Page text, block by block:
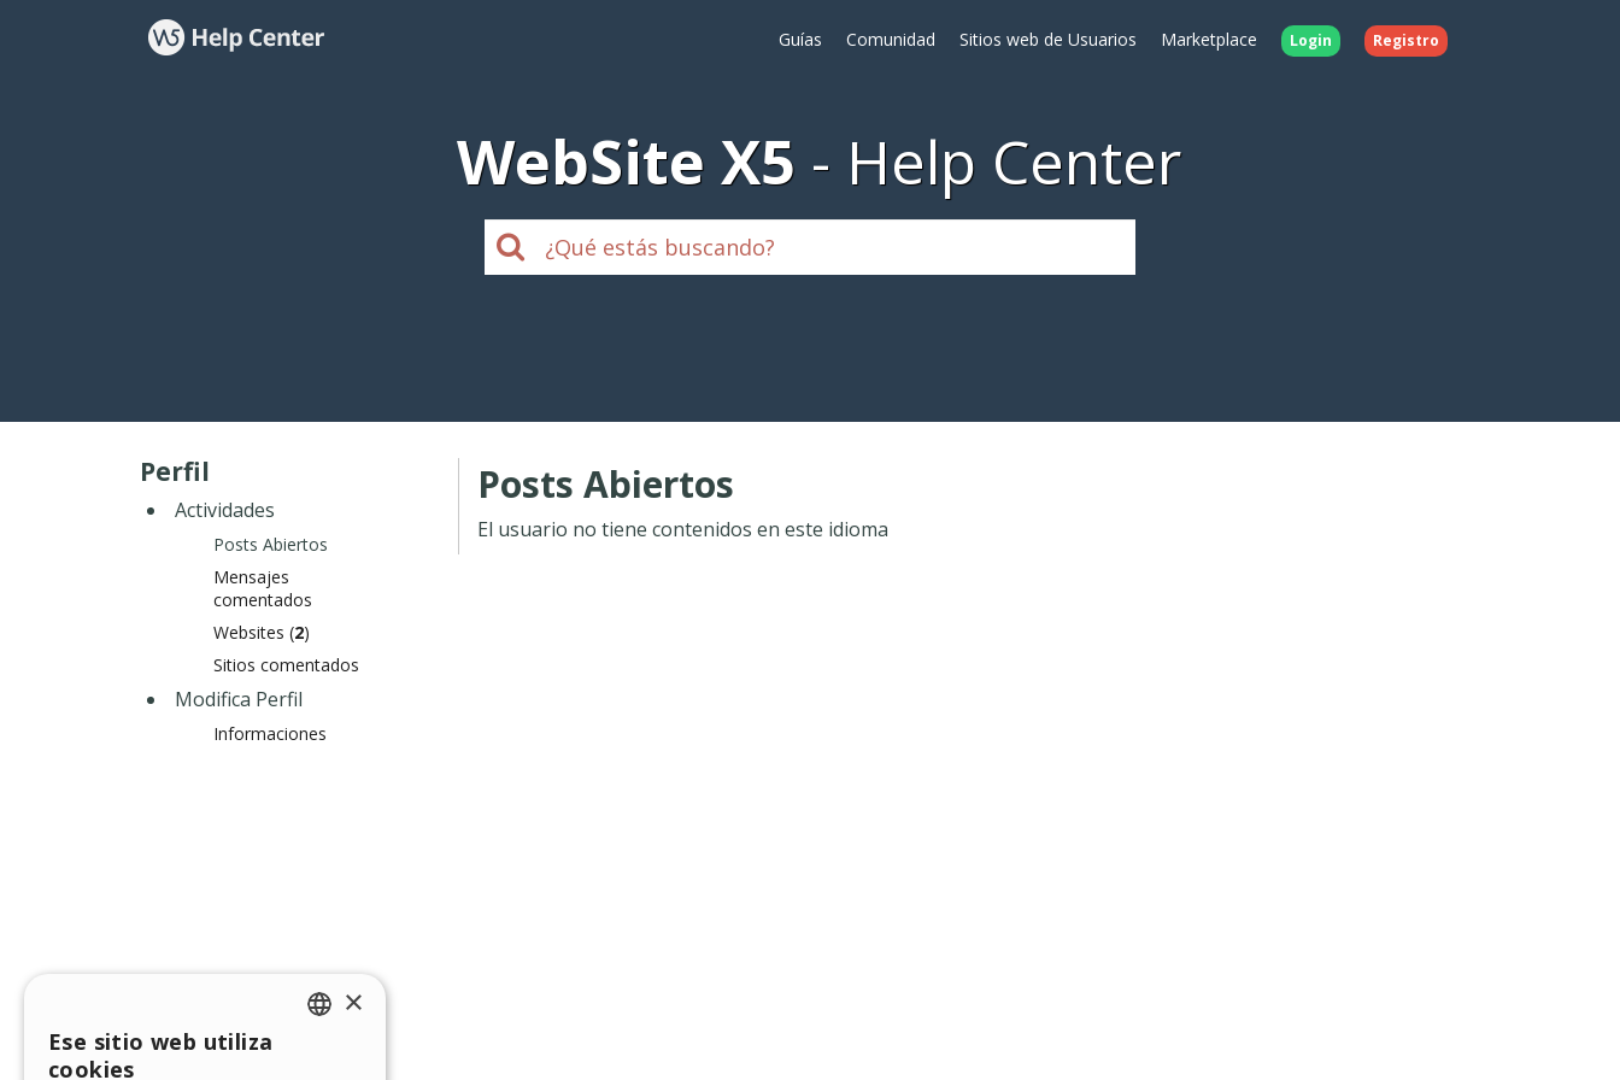
Guías Comunidad Sitios web de Usuarios Marketplace Login Registro
WebSite X5 Help Center
Perfil
Actividades
Posts Abiertos
Mensajes
comentados
Websites (2)
Sitios comentados
Modifica Perfil
Informaciones
Posts Abiertos
El usuario no tiene contenidos en este idioma
×
Ese sitio web utiliza
cookies